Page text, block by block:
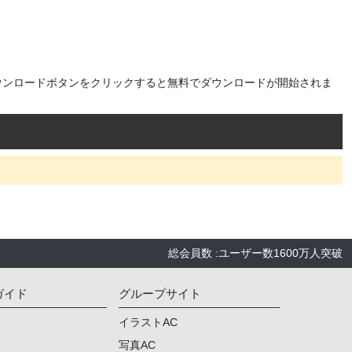
ロードボタンをクリックすると無料でダウンロードが開始されま
総会員数 :ユーザー数1600万人 突破
イド グループサイト
イラストAC
写真AC